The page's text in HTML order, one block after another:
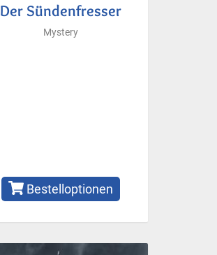
Der Sündenfresser
Mystery
Bestelloptionen